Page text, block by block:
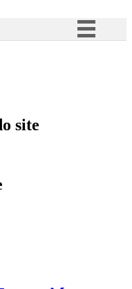
à informação
site